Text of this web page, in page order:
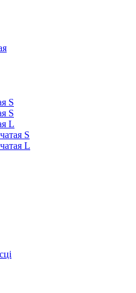
S
S
L
S
L